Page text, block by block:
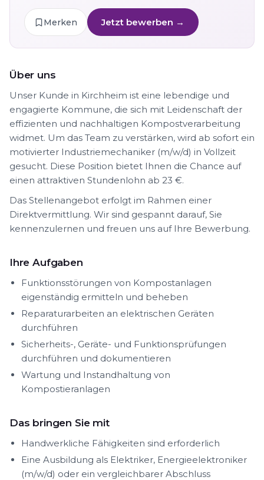
Merken Jetzt bewerben →
Über uns
Unser Kunde in Kirchheim ist eine lebendige und
engagierte Kommune, die sich mit Leidenschaft der
effizienten und nachhaltigen Kompostverarbeitung
widmet. Um das Team zu verstärken, wird ab sofort ein
motivierter Industriemechaniker (m/w/d) in Vollzeit
gesucht. Diese Position bietet Ihnen die Chance auf
einen attraktiven Stundenlohn ab 23 €.
Das Stellenangebot erfolgt im Rahmen einer
Direktvermittlung. Wir sind gespannt darauf, Sie
kennenzulernen und freuen uns auf Ihre Bewerbung.
Ihre Aufgaben
Funktionsstörungen von Kompostanlagen
eigenständig ermitteln und beheben
Reparaturarbeiten an elektrischen Geräten
durchführen
Sicherheits-, Geräte- und Funktionsprüfungen
durchführen und dokumentieren
Wartung und Instandhaltung von
Kompostieranlagen
Das bringen Sie mit
Handwerkliche Fähigkeiten sind erforderlich
Eine Ausbildung als Elektriker, Energieelektroniker
(m/w/d) oder ein vergleichbarer Abschluss